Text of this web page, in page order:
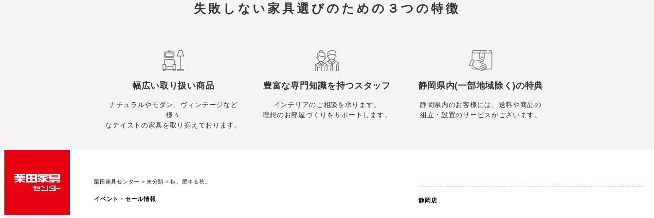
失敗しない家具選びのための ３つの特徴
幅広い取り扱い商品
ナチュラルやモダン、ヴィンテージなど
様々
なテイストの家具を取り揃えております。
豊富な専門知識を持つスタッフ
インテリアのご相談を承ります。
理想のお部屋づくりをサポートします。
静岡県内(一部地域除く)の特典
静岡県内のお客様には、送料や商品の
組立・設置のサービスがございます。
栗田家具センター >未分類 >秋、肥ゆる秋。
イベント・セール情報 静岡店